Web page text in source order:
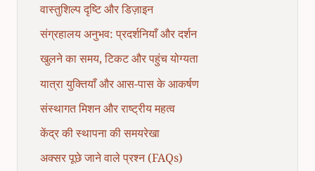
वास्तुशिल्प दृष्टि और डिज़ाइन
संग्रहालय अनुभव: प्रदर्शनियाँ और दर्शन
खुलने का समय, टिकट और पहुंच योग्यता
यात्रा युक्तियाँ और आस-पास के आकर्षण
संस्थागत मिशन और राष्ट्रीय महत्व
केंद्र की स्थापना की समयरेखा
अक्सर पूछे जाने वाले प्रश्न (FAQs)